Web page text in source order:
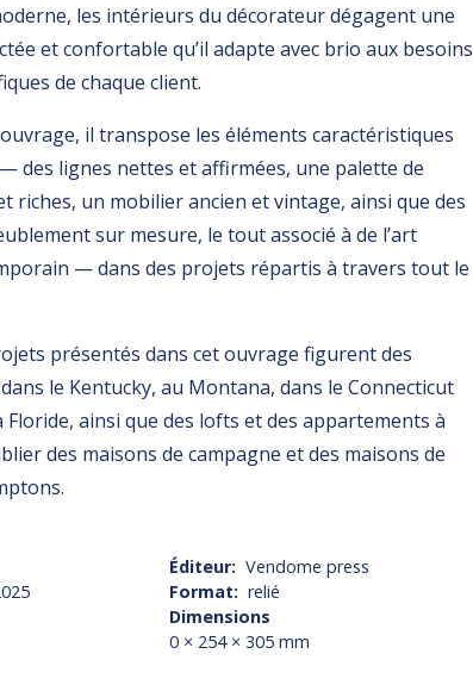
les intérieurs du décorateur dégagent une
et confortable qu’il adapte avec brio aux besoins
de chaque client.
il transpose les éléments caractéristiques
des lignes nettes et affirmées, une palette de
riches, un mobilier ancien et vintage, ainsi que des
sur mesure, le tout associé à de l’art
— dans des projets répartis à travers tout le
présentés dans cet ouvrage figurent des
le Kentucky, au Montana, dans le Connecticut
Floride, ainsi que des lofts et des appartements à
des maisons de campagne et des maisons de
Éditeur
Vendome press
Format
relié
Dimensions
0 × 254 × 305 mm